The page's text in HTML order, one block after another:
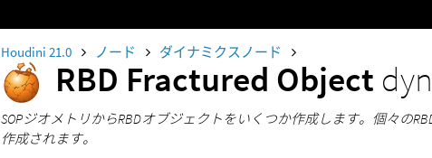
Houdini 21.0 ノード ダイナミクスノード
RBD Fractured Object
SOPジオメトリからRBDオブジェクトをいくつか作成します。個々の
作成されます。